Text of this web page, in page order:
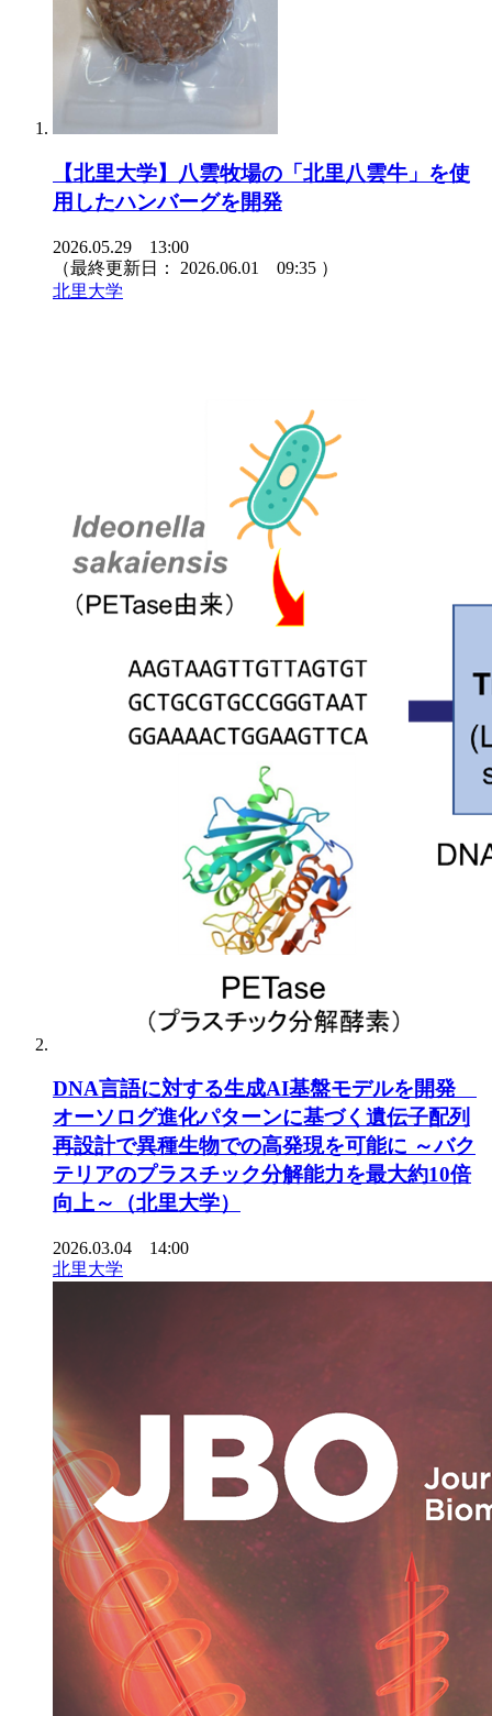
【北里大学】八雲牧場の「北里八雲牛」を使
用したハンバーグを開発
2026.05.29 13:00
（最終更新日： 2026.06.01 09:35 ）
北里大学
DNA言語に対する生成AI基盤モデルを開発
オーソログ進化パターンに基づく遺伝子配列
再設計で異種生物での高発現を可能に ～バク
テリアのプラスチック分解能力を最大約10倍
向上～（北里大学）
2026.03.04 14:00
北里大学